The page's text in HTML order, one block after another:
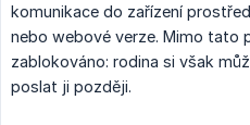
komunikace do zařízení
nebo webové verze. Mimo tato
zablokováno: rodina si však
poslat ji později.